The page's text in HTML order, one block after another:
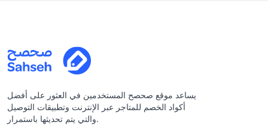
يساعد موقع صحصح المستخدمين في العثور على أفضل
أكواد الخصم للمتاجر عبر الإنترنت وتطبيقات التوصيل
والتي يتم تحديثها باستمرار.